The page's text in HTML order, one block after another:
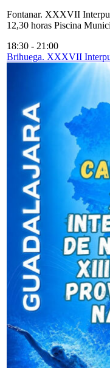
Fontanar. XXXVII
12,30 horas Piscina
18:30 - 21:00
Brihuega. XXXVII